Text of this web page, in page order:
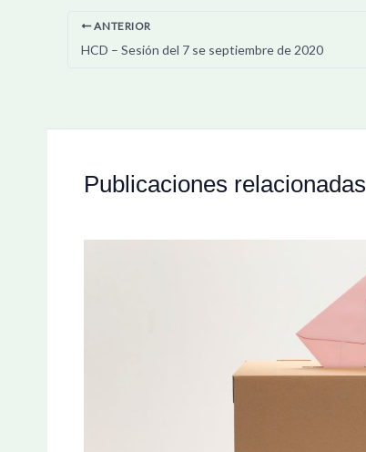
ANTERIOR
HCD – Sesión del 7 se septiembre de 2020
Publicaciones relacionadas